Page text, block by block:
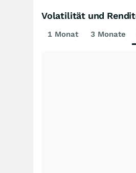
Volatilität und
1 Monat 3 Monate